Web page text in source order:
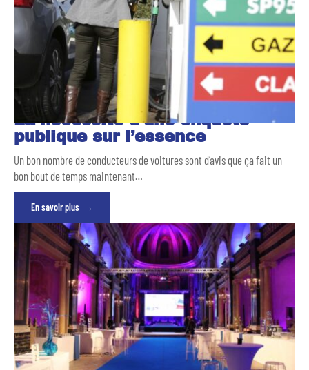
La nécessité d’une enquête
publique sur l’essence
Un bon nombre de conducteurs de voitures sont d’avis que ça fait un
bon bout de temps maintenant…
En savoir plus